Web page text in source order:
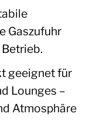
Gaszufuhr
geeignet für
Lounges –
Atmosphäre